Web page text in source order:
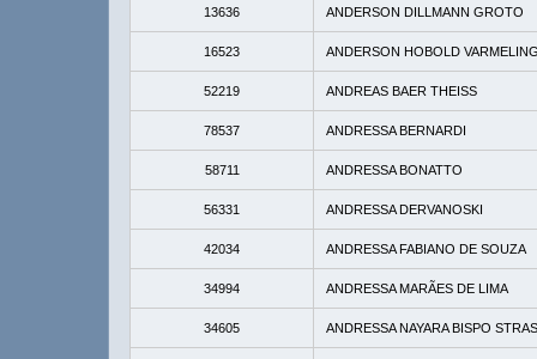
13636 ANDERSON DILLMANN GROTO
16523 ANDERSON HOBOLD
52219 ANDREAS BAER THEISS
78537 ANDRESSA BERNARDI
58711 ANDRESSA BONATTO
56331 ANDRESSA DERVANOSKI
42034 ANDRESSA FABIANO DE SOUZA
34994 ANDRESSA MARÃES DE LIMA
34605 ANDRESSA NAYARA BISPO